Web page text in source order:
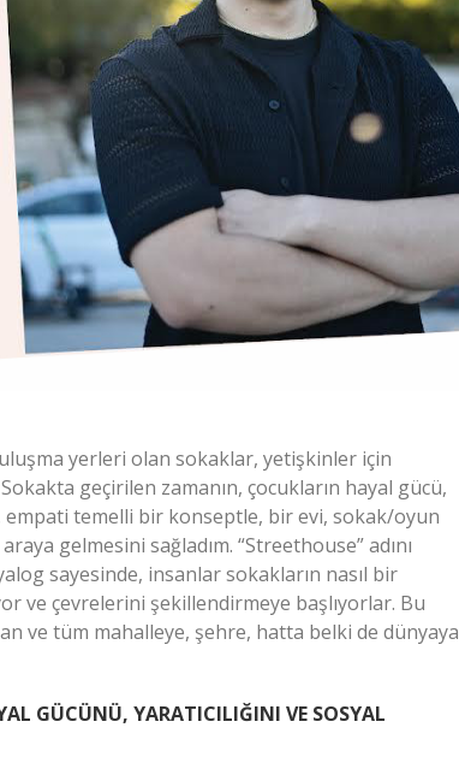
yerleri olan sokaklar, yetişkinler için
geçirilen zamanın, çocukların hayal gücü,
empati temelli bir konseptle, bir evi, sokak/oyun
gelmesini sağladım. “Streethouse” adını
sayesinde, insanlar sokakların nasıl bir
ve çevrelerini şekillendirmeye başlıyorlar. Bu
ve tüm mahalleye, şehre, hatta belki de dünyaya
GÜCÜNÜ, YARATICILIĞINI VE SOSYAL